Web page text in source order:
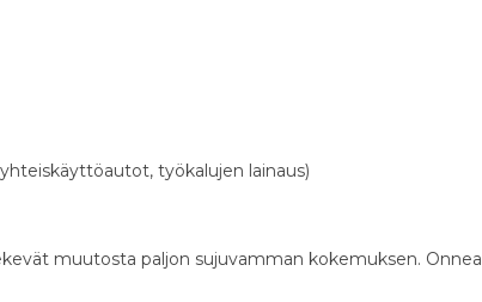
työkalujen lainaus)
muutosta paljon sujuvamman kokemuksen. Onnea